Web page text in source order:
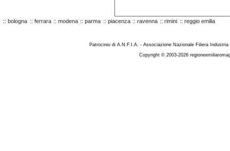
:: bologna :: ferrara :: modena :: parma :: piacenza :: ravenna :: rimini :: reggio emilia
Patrocinio di A.N.F.I.A. - Associazione Nazionale Filiera
Copyright © 2003-2026